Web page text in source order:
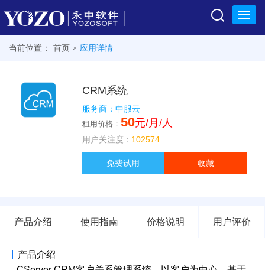
在线服务市场
当前位置： 首页 > 应用详情
CRM系统
服务商：中服云
租用价格： 50元/月/人
用户关注度： 102574
免费试用 收藏
产品介绍 使用指南 价格说明 用户评价
产品介绍